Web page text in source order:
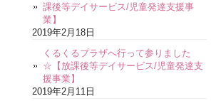
課後等デイサービス/児童発達支援事
業】
2019年2月18日
くるくるプラザへ行って参りました
☆【放課後等デイサービス/児童発達支
援事業】
2019年2月11日